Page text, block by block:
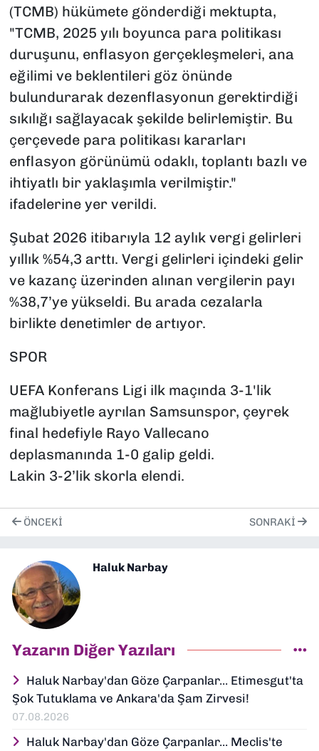
(TCMB) hükümete gönderdiği mektupta,
"TCMB, 2025 yılı boyunca para politikası
duruşunu, enflasyon gerçekleşmeleri, ana
eğilimi ve beklentileri göz önünde
bulundurarak dezenflasyonun gerektirdiği
sıkılığı sağlayacak şekilde belirlemiştir. Bu
çerçevede para politikası kararları
enflasyon görünümü odaklı, toplantı bazlı ve
ihtiyatlı bir yaklaşımla verilmiştir."
ifadelerine yer verildi.
Şubat 2026 itibarıyla 12 aylık vergi gelirleri
yıllık %54,3 arttı. Vergi gelirleri içindeki gelir
ve kazanç üzerinden alınan vergilerin payı
%38,7’ye yükseldi. Bu arada cezalarla
birlikte denetimler de artıyor.
SPOR
UEFA Konferans Ligi ilk maçında 3-1'lik
mağlubiyetle ayrılan Samsunspor, çeyrek
final hedefiyle Rayo Vallecano
deplasmanında 1-0 galip geldi.
Lakin 3-2’lik skorla elendi.
ÖNCEKI SONRAKI
Haluk Narbay
Yazarın Diğer Yazıları
Haluk Narbay'dan Göze Çarpanlar... Etimesgut'ta
Şok Tutuklama ve Ankara'da Şam Zirvesi!
07.08.2026
Haluk Narbay'dan Göze Çarpanlar... Meclis'te